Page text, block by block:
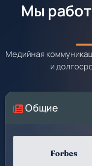
Мы
Медийная
и
Общие
Forbes